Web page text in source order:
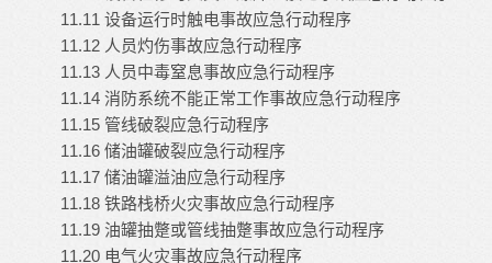
11.11 设备运行时触电事故应急行动程序
11.12 人员灼伤事故应急行动程序
11.13 人员中毒窒息事故应急行动程序
11.14 消防系统不能正常工作事故应急行动程序
11.15 管线破裂应急行动程序
11.16 储油罐破裂应急行动程序
11.17 储油罐溢油应急行动程序
11.18 铁路栈桥火灾事故应急行动程序
11.19 油罐抽蹩或管线抽蹩事故应急行动程序
11.20 电气火灾事故应急行动程序